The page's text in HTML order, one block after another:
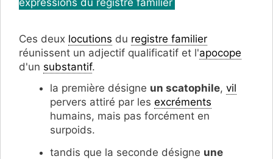
expressions du registre familier
Ces deux locutions du registre familier
réunissent un adjectif qualificatif et l'apocope
d'un substantif.
la première désigne un scatophile, vil
pervers attiré par les excréments
humains, mais pas forcément en
surpoids.
tandis que la seconde désigne une